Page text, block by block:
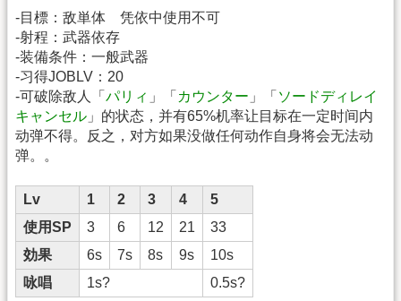
-目標：敌単体 凭依中使用不可
-射程：武器依存
-装備条件：一般武器
-习得JOBLV：20
-可破除敌人「 パリィ 」「 カウンター 」「 ソードディレイ
キャンセル 」的状态，并有65%机率让目标在一定时间内
动弹不得。反之，对方如果没做任何动作自身将会无法动
弹。。
Lv 1 2 3 4
5
使用SP
3 6 12 21
33
効果
6s 7s 8s 9s
10s
咏唱
1s? 0.5s?